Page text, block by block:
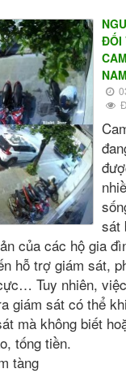
ĐỐI
NAM
sát
của các hộ gia
hỗ trợ giám sát,
Tuy nhiên,
giám sát có thể
mà không biết
tống tiền.
tàng